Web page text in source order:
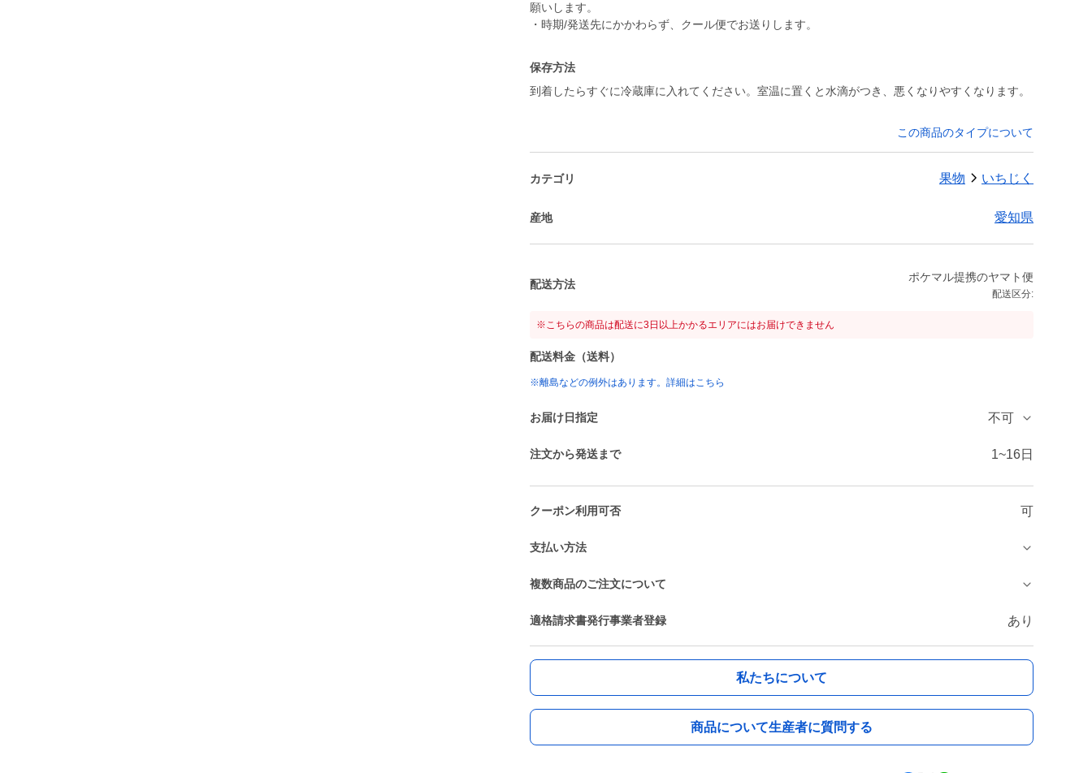
願いします。
保存方法
到着したらすぐに冷蔵庫に入れてください。室温に置くと水滴がつき、悪くなりやすくなります。
この商品のタイプについて
カテゴリ 果物 いちじく
産地 愛知県
配送方法
ポケマル提携のヤマト便
配送区分:
※こちらの商品は配送に3日以上かかるエリアにはお届けできません
配送料金（送料）
※離島などの例外はあります。詳細はこちら
お届け日指定 不可
注文から発送まで 1~16日
クーポン利用可否 可
支払い方法
複数商品のご注文について
適格請求書発行事業者登録 あり
私たちについて
商品について生産者に質問する